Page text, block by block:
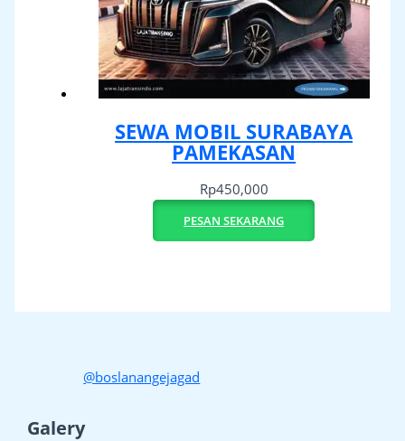
SEWA MOBIL SURABAYA
PAMEKASAN
Rp450,000
PESAN SEKARANG
@boslanangejagad
Galery